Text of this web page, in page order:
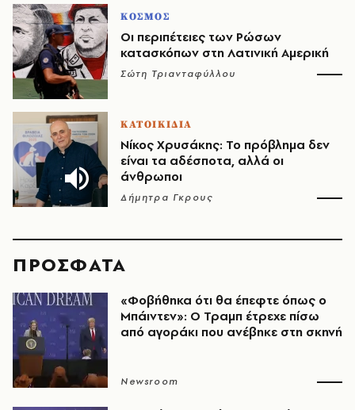
ΚΟΣΜΟΣ
Οι περιπέτειες των Ρώσων
κατασκόπων στη Λατινική Αμερική
Σώτη Τριανταφύλλου
ΚΑΤΟΙΚΙΔΙΑ
Νίκος Χρυσάκης: Το πρόβλημα δεν
είναι τα αδέσποτα, αλλά οι
άνθρωποι
Δήμητρα Γκρους
ΠΡΟΣΦΑΤΑ
«Φοβήθηκα ότι θα έπεφτε όπως ο
Μπάιντεν»: Ο Τραμπ έτρεχε πίσω
από αγοράκι που ανέβηκε στη σκηνή
Newsroom